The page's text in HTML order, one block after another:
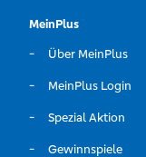
MeinPlus
Über MeinPlus
MeinPlus Login
Spezial Aktion
Gewinnspiele